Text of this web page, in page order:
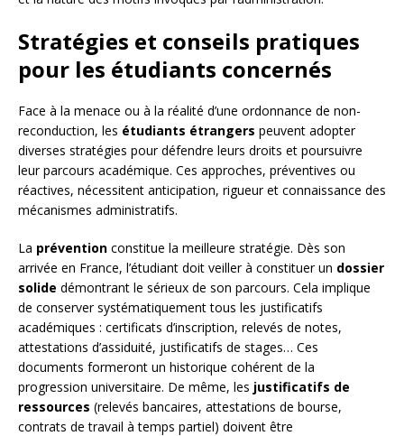
Stratégies et conseils pratiques
pour les étudiants concernés
Face à la menace ou à la réalité d’une ordonnance de non-
reconduction, les étudiants étrangers peuvent adopter
diverses stratégies pour défendre leurs droits et poursuivre
leur parcours académique. Ces approches, préventives ou
réactives, nécessitent anticipation, rigueur et connaissance des
mécanismes administratifs.
La prévention constitue la meilleure stratégie. Dès son
arrivée en France, l’étudiant doit veiller à constituer un dossier
solide démontrant le sérieux de son parcours. Cela implique
de conserver systématiquement tous les justificatifs
académiques : certificats d’inscription, relevés de notes,
attestations d’assiduité, justificatifs de stages… Ces
documents formeront un historique cohérent de la
progression universitaire. De même, les justificatifs de
ressources (relevés bancaires, attestations de bourse,
contrats de travail à temps partiel) doivent être